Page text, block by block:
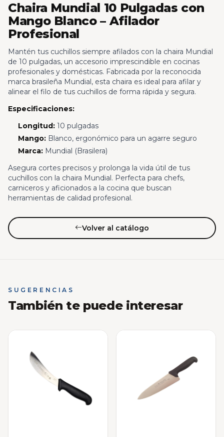
Chaira Mundial 10 Pulgadas con
Mango Blanco – Afilador
Profesional
Mantén tus cuchillos siempre afilados con la chaira Mundial
de 10 pulgadas, un accesorio imprescindible en cocinas
profesionales y domésticas. Fabricada por la reconocida
marca brasileña Mundial, esta chaira es ideal para afilar y
alinear el filo de tus cuchillos de forma rápida y segura.
Especificaciones:
Longitud:10 pulgadas
Mango:Blanco, ergonómico para un agarre seguro
Marca:Mundial (Brasilera)
Asegura cortes precisos y prolonga la vida útil de tus
cuchillos con la chaira Mundial. Perfecta para chefs,
carniceros y aficionados a la cocina que buscan
herramientas de calidad profesional.
Volver al catálogo
SUGERENCIAS
También te puede interesar